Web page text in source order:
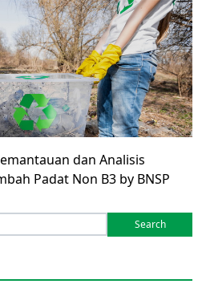
dan Analisis
Padat Non B3 by BNSP